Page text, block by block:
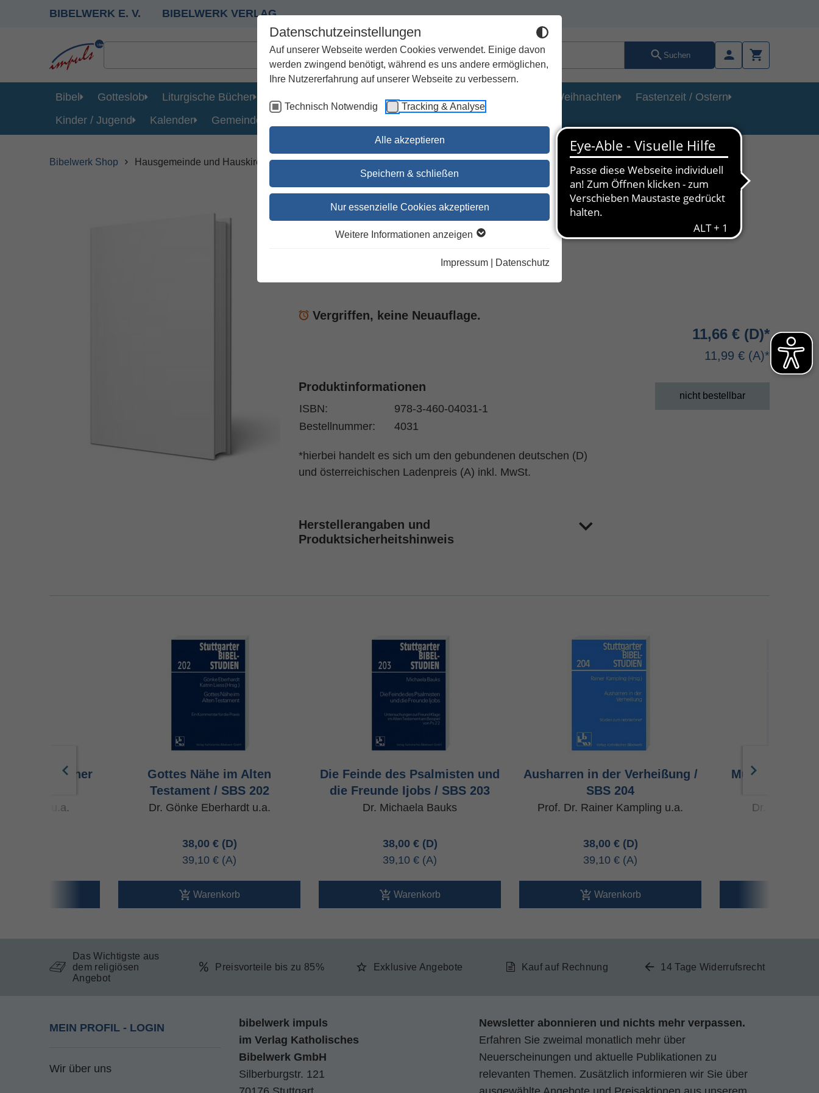
Datenschutzeinstellungen
Auf unserer Webseite werden Cookies verwendet. Einige davon
werden zwingend benötigt, während es uns andere ermöglichen,
Ihre Nutzererfahrung auf unserer Webseite zu verbessern.
Technisch Notwendig Tracking & Analyse
Alle akzeptieren
Speichern & schließen
Nur essenzielle Cookies akzeptieren
Weitere Informationen anzeigen
Impressum Datenschutz
BIBELWERK E. V. BIBELWERK VERLAG
Suchen
Bibel Gotteslob Liturgische Bücher Geschenke Kirchenjahr / Lebensweg Weihnachten
Fastenzeit / Ostern
Kinder / Jugend
Kalender Gemeinde
Bibelwerk Shop Hausgemeinde und Hauskirche im frühen
Hausgemeinde und Hauskirche
im frühen
Vergriffen, keine Neuauflage.
11,66 €
11,99 €
nicht bestellbar
Produktinformationen
ISBN:
978-3-460-04031-1
Bestellnummer:
4031
*hierbei handelt es sich um den gebundenen deutschen (D)
und österreichischen Ladenpreis (A) inkl. MwSt.
Herstellerangaben und
Produktsicherheitshinweis
menschlicher
u.a.
Gottes Nähe im Alten
Testament / SBS 202
Dr. Gönke Eberhardt u.a.
38,00 €
39,10 €
Warenkorb
Die Feinde des Psalmisten und
die Freunde Ijobs / SBS 203
Dr. Michaela Bauks
38,00 €
39,10 €
Warenkorb
Ausharren in der Verheißung /
SBS 204
Prof. Dr. Rainer Kampling u.a.
38,00 €
39,10 €
Warenkorb
Musik, Tanz
Dr. Michaela
Das Wichtigste aus
dem religiösen
Angebot
Preisvorteile bis zu 85% Exklusive Angebote Kauf auf Rechnung 14 Tage Widerrufsrecht
MEIN PROFIL - LOGIN
Wir über uns
bibelwerk impuls
im Verlag Katholisches
Bibelwerk GmbH
Silberburgstr. 121
Newsletter abonnieren und nichts mehr verpassen.
Erfahren Sie zweimal monatlich mehr über
Neuerscheinungen und aktuelle Publikationen zu
relevanten Themen. Zusätzlich informieren wir Sie über